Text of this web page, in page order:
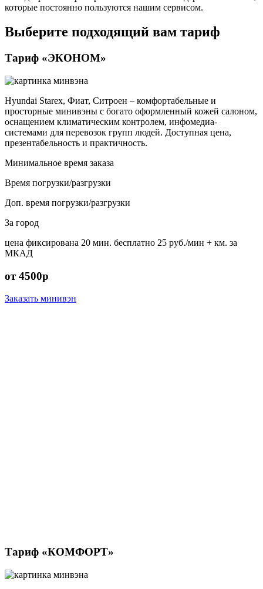
которые постоянно пользуются нашим сервисом.
Выберите подходящий вам тариф
Тариф «ЭКОНОМ»
Hyundai Starex, Фиат, Ситроен – комфортабельные и
просторные минивэны с богато оформленный кожей салоном,
оснащением климатическим контролем, инфомедиа-
системами для перевозок групп людей. Доступная цена,
презентабельность и практичность.
Минимальное время заказа
Время погрузки/разгрузки
Доп. время погрузки/разгрузки
За город
цена фиксирована 20 мин. бесплатно 25 руб./мин + км. за
МКАД
от 4500р
Заказать минивэн
Тариф «КОМФОРТ»